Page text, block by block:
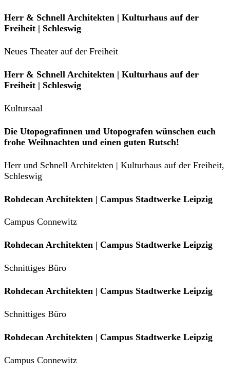
Herr & Schnell Architekten | Kulturhaus auf der
Freiheit | Schleswig
Neues Theater auf der Freiheit
Herr & Schnell Architekten | Kulturhaus auf der
Freiheit | Schleswig
Kultursaal
Die Utopografinnen und Utopografen wünschen euch
frohe Weihnachten und einen guten Rutsch!
Herr und Schnell Architekten | Kulturhaus auf der Freiheit,
Schleswig
Rohdecan Architekten | Campus Stadtwerke Leipzig
Campus Connewitz
Rohdecan Architekten | Campus Stadtwerke Leipzig
Schnittiges Büro
Rohdecan Architekten | Campus Stadtwerke Leipzig
Schnittiges Büro
Rohdecan Architekten | Campus Stadtwerke Leipzig
Campus Connewitz